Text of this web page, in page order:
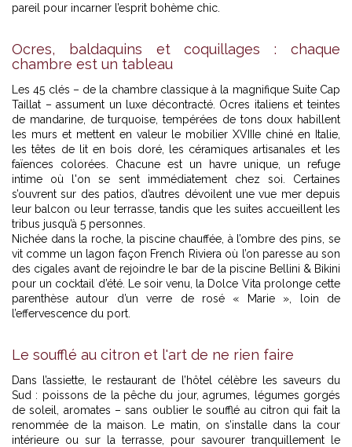
pareil pour incarner l’esprit bohème chic.
Ocres, baldaquins et coquillages : chaque
chambre est un tableau
Les 45 clés – de la chambre classique à la magnifique Suite Cap
Taillat – assument un luxe décontracté. Ocres italiens et teintes
de mandarine, de turquoise, tempérées de tons doux habillent
les murs et mettent en valeur le mobilier XVIIIe chiné en Italie,
les têtes de lit en bois doré, les céramiques artisanales et les
faïences colorées. Chacune est un havre unique, un refuge
intime où l'on se sent immédiatement chez soi. Certaines
s’ouvrent sur des patios, d’autres dévoilent une vue mer depuis
leur balcon ou leur terrasse, tandis que les suites accueillent les
tribus jusqu’à 5 personnes.
Nichée dans la roche, la piscine chauffée, à l’ombre des pins, se
vit comme un lagon façon French Riviera où l’on paresse au son
des cigales avant de rejoindre le bar de la piscine Bellini & Bikini
pour un cocktail d’été. Le soir venu, la Dolce Vita prolonge cette
parenthèse autour d’un verre de rosé « Marie », loin de
l’effervescence du port.
Le soufflé au citron et l'art de ne rien faire
Dans l’assiette, le restaurant de l’hôtel célèbre les saveurs du
Sud : poissons de la pêche du jour, agrumes, légumes gorgés
de soleil, aromates – sans oublier le soufflé au citron qui fait la
renommée de la maison. Le matin, on s’installe dans la cour
intérieure ou sur la terrasse, pour savourer tranquillement le